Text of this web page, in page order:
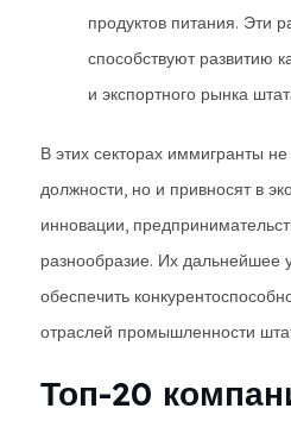
продуктов питания. Эти
способствуют развитию
и экспортного рынка
В этих секторах иммигранты
должности, но и привносят в
инновации,
разнообразие. Их дальнейшее
обеспечить
отраслей промышленности
Топ-20